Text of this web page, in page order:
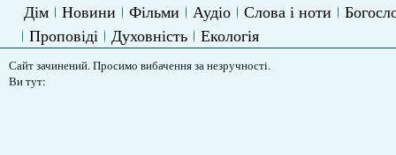
Дім Новини Фільми Аудіо Слова і ноти
Проповіді
Духовність Екологія
Сайт зачинений. Просимо вибачення за незручності.
Ви тут: